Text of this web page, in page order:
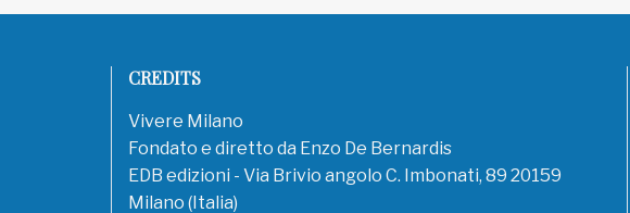
CREDITS
Vivere Milano
Fondato e diretto da Enzo De Bernardis
EDB edizioni - Via Brivio angolo C. Imbonati, 89 20159
Milano (Italia)